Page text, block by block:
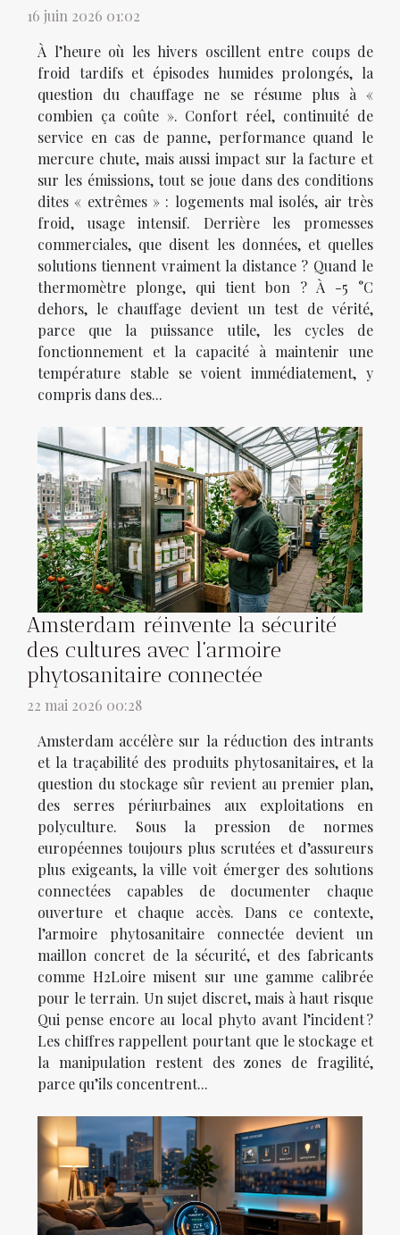
16 juin 2026 01:02
À l’heure où les hivers oscillent entre coups de
froid tardifs et épisodes humides prolongés, la
question du chauffage ne se résume plus à «
combien ça coûte ». Confort réel, continuité de
service en cas de panne, performance quand le
mercure chute, mais aussi impact sur la facture et
sur les émissions, tout se joue dans des conditions
dites « extrêmes » : logements mal isolés, air très
froid, usage intensif. Derrière les promesses
commerciales, que disent les données, et quelles
solutions tiennent vraiment la distance ? Quand le
thermomètre plonge, qui tient bon ? À -5 °C
dehors, le chauffage devient un test de vérité,
parce que la puissance utile, les cycles de
fonctionnement et la capacité à maintenir une
température stable se voient immédiatement, y
compris dans des...
Amsterdam réinvente la sécurité
des cultures avec l’armoire
phytosanitaire connectée
22 mai 2026 00:28
Amsterdam accélère sur la réduction des intrants
et la traçabilité des produits phytosanitaires, et la
question du stockage sûr revient au premier plan,
des serres périurbaines aux exploitations en
polyculture. Sous la pression de normes
européennes toujours plus scrutées et d’assureurs
plus exigeants, la ville voit émerger des solutions
connectées capables de documenter chaque
ouverture et chaque accès. Dans ce contexte,
l’armoire phytosanitaire connectée devient un
maillon concret de la sécurité, et des fabricants
comme H2Loire misent sur une gamme calibrée
pour le terrain. Un sujet discret, mais à haut risque
Qui pense encore au local phyto avant l’incident ?
Les chiffres rappellent pourtant que le stockage et
la manipulation restent des zones de fragilité,
parce qu’ils concentrent...